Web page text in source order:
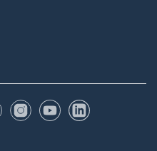
FacebookInstagram
YouTubeLinkedIn